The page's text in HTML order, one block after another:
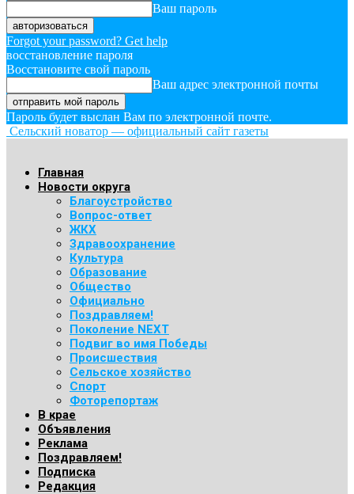
Ваш пароль
Forgot your password? Get help
восстановление пароля
Восстановите свой пароль
Ваш адрес электронной почты
Пароль будет выслан Вам по электронной почте.
Сельский новатор — официальный сайт газеты
Главная
Новости округа
Благоустройство
Вопрос-ответ
ЖКХ
Здравоохранение
Культура
Образование
Общество
Официально
Поздравляем!
Поколение NEXT
Подвиг во имя Победы
Происшествия
Сельское хозяйство
Спорт
Фоторепортаж
В крае
Объявления
Реклама
Поздравляем!
Подписка
Редакция